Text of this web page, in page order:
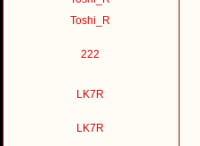
Toshi_R
222
LK7R
LK7R